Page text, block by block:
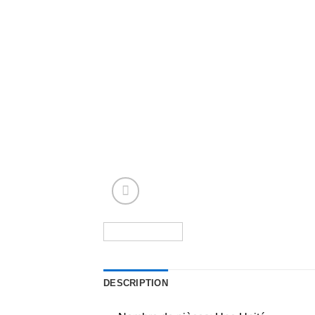
DESCRIPTION